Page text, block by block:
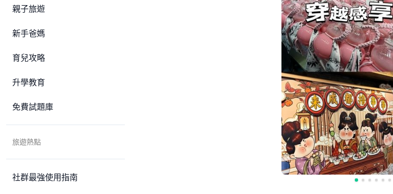
親子旅遊
新手爸媽
育兒攻略
升學教育
免費試題庫
旅遊熱點
社群最強使用指南